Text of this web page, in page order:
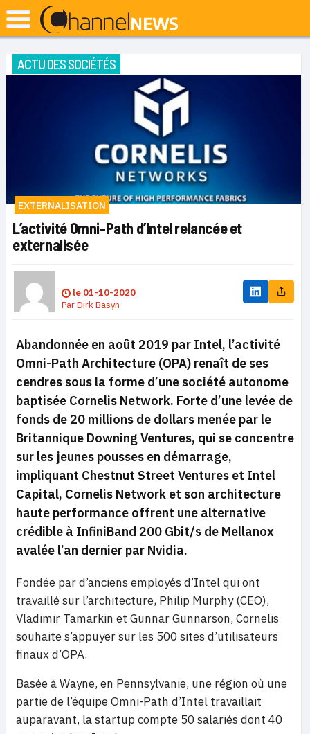
ACTU DES SOCIÉTÉS
EXTERNALISATION
L’activité Omni-Path d’Intel relancée et
externalisée
le 01-10-2020
ParDirk Basyn
Abandonnée en août 2019 par Intel, l’activité
Omni-Path Architecture (OPA) renaît de ses
cendres sous la forme d’une société autonome
baptisée Cornelis Network. Forte d’une levée de
fonds de 20 millions de dollars menée par le
Britannique Downing Ventures, qui se concentre
sur les jeunes pousses en démarrage,
impliquant Chestnut Street Ventures et Intel
Capital, Cornelis Network et son architecture
haute performance offrent une alternative
crédible à InfiniBand 200 Gbit/s de Mellanox
avalée l’an dernier par Nvidia.
Fondée par d’anciens employés d’Intel qui ont
travaillé sur l’architecture, Philip Murphy (CEO),
Vladimir Tamarkin et Gunnar Gunnarson, Cornelis
souhaite s’appuyer sur les 500 sites d’utilisateurs
finaux d’OPA.
Basée à Wayne, en Pennsylvanie, une région où une
partie de l’équipe Omni-Path d’Intel travaillait
auparavant, la startup compte 50 salariés dont 40